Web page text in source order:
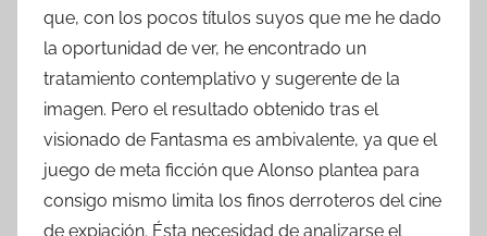
que, con los pocos títulos suyos que me he dado
la oportunidad de ver, he encontrado un
tratamiento contemplativo y sugerente de la
imagen. Pero el resultado obtenido tras el
visionado de Fantasma es ambivalente, ya que el
juego de meta ficción que Alonso plantea para
consigo mismo limita los finos derroteros del cine
de expiación. Ésta necesidad de analizarse el